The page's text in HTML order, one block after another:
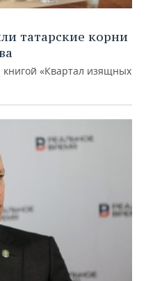
татарские корни
«Квартал изящных